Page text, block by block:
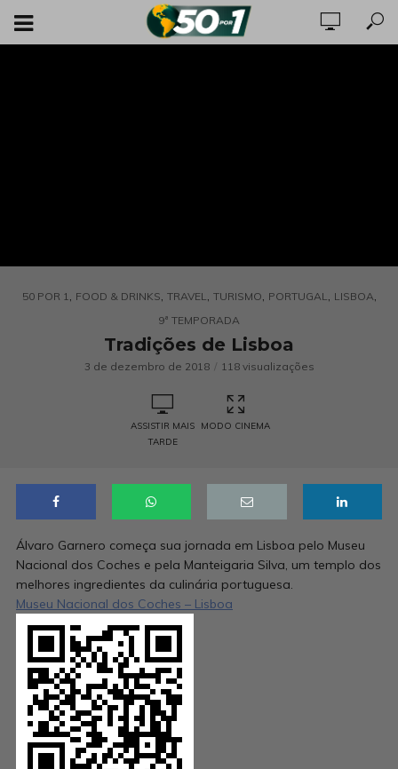
50 POR 1, FOOD & DRINKS, TRAVEL, TURISMO, PORTUGAL, LISBOA,
9ª TEMPORADA
Tradições de Lisboa
3 de dezembro de 2018 118 visualizações
ASSISTIR MAIS
TARDE
MODO CINEMA
Álvaro Garnero começa sua jornada em Lisboa pelo Museu
Nacional dos Coches e pela Manteigaria Silva, um templo dos
melhores ingredientes da culinária portuguesa.
Museu Nacional dos Coches – Lisboa